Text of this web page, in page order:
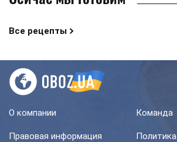
Все рецепты
О компании Команда
Правовая информация
Политика